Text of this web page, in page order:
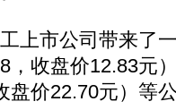
市公司带来了
，收盘价12.83元
盘价22.70元）等